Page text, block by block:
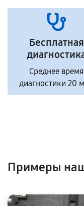
Бесплатная
Среднее время
диагностики 20
Примеры